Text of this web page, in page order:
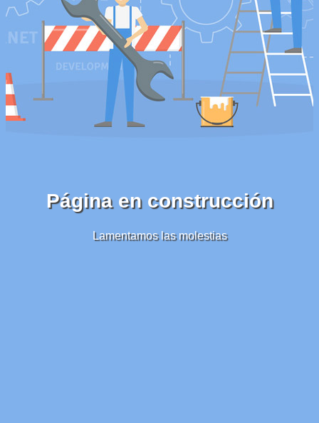
Página en construcción
Lamentamos las molestias